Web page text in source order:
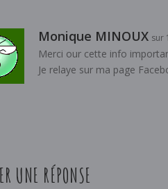
Monique MINOUX sur
Merci our cette info
Je relaye sur ma page
UNE RÉPONSE